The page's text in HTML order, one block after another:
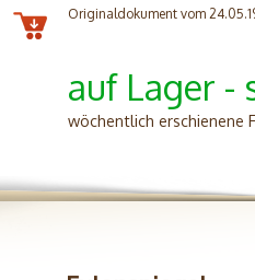
Originaldokument vom
auf Lager -
wöchentlich erschienene